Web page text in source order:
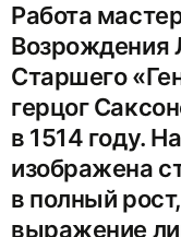
Работа
Возрождения
Старшего
герцог
в 1514 году.
изображена
в полный
выражение